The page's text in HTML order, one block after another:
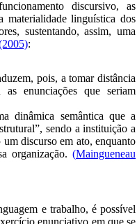
discursivo, as
materialidade linguística dos
sustentando, assim, uma
:
pois, a tomar distância
enunciações que seriam
dinâmica semântica que a
sendo a instituição a
discurso em ato, enquanto
organização. (Maingueneau
e trabalho, é possível
enunciativo em que se